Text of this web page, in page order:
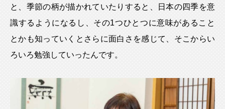
と、季節の柄が描かれていたりすると、日本の四季を意
識するようになるし、その1つひとつに意味があること
とかも知っていくとさらに面白さを感じて、そこからい
ろいろ勉強していったんです。